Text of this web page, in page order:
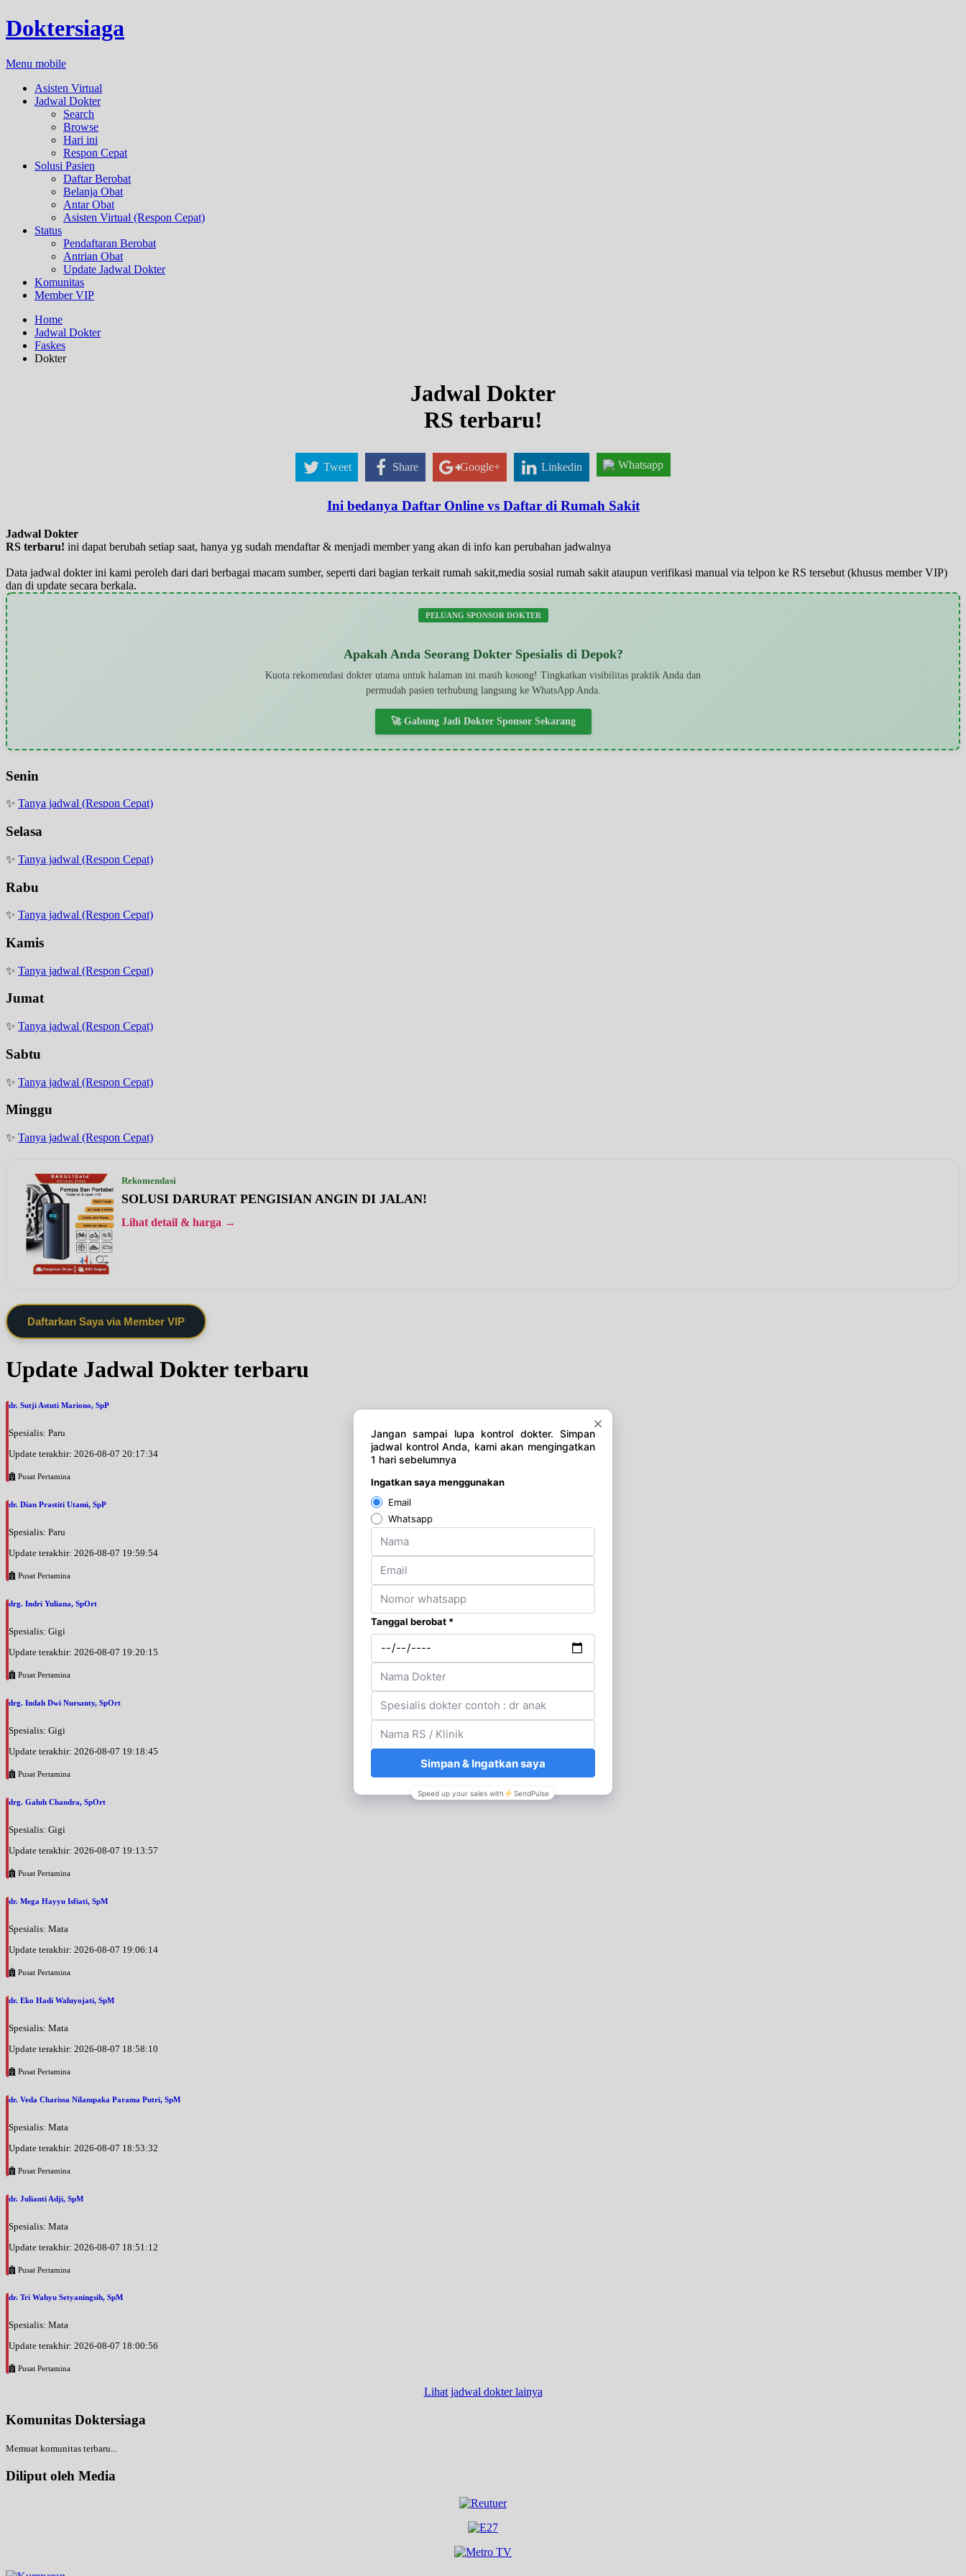
Doktersiaga
Menu mobile
Asisten Virtual
Jadwal Dokter
Search
Browse
Hari ini
Respon Cepat
Solusi Pasien
Daftar Berobat
Belanja Obat
Antar Obat
Asisten Virtual (Respon Cepat)
Status
Pendaftaran Berobat
Antrian Obat
Update Jadwal Dokter
Komunitas
Member VIP
Home
Jadwal Dokter
Faskes
Dokter
Jadwal Dokter
RS terbaru!
Tweet Share Google+ Linkedin Whatsapp
Ini bedanya Daftar Online vs Daftar di Rumah Sakit
Jadwal Dokter
RS terbaru! ini dapat berubah setiap saat, hanya yg sudah mendaftar & menjadi member yang akan di info kan perubahan jadwalnya
Data jadwal dokter ini kami peroleh dari dari berbagai macam sumber, seperti dari bagian terkait rumah sakit,media sosial rumah sakit ataupun verifikasi manual via telpon ke RS tersebut (khusus member VIP)
dan di update secara berkala.
PELUANG SPONSOR DOKTER
Apakah Anda Seorang Dokter Spesialis di Depok?
Kuota rekomendasi dokter utama untuk halaman ini masih kosong! Tingkatkan visibilitas praktik Anda dan
permudah pasien terhubung langsung ke WhatsApp Anda.
🚀 Gabung Jadi Dokter Sponsor Sekarang
Senin
✨ Tanya jadwal (Respon Cepat)
Selasa
✨ Tanya jadwal (Respon Cepat)
Rabu
✨ Tanya jadwal (Respon Cepat)
Kamis
✨ Tanya jadwal (Respon Cepat)
Jumat
✨ Tanya jadwal (Respon Cepat)
Sabtu
✨ Tanya jadwal (Respon Cepat)
Minggu
✨ Tanya jadwal (Respon Cepat)
Rekomendasi
SOLUSI DARURAT PENGISIAN ANGIN DI JALAN!
Lihat detail & harga →
Daftarkan Saya via Member VIP
Update Jadwal Dokter terbaru
dr. Sutji Astuti Mariono, SpP
Spesialis: Paru
Update terakhir: 2026-08-07 20:17:34
Pusat Pertamina
dr. Dian Prastiti Utami, SpP
Spesialis: Paru
Update terakhir: 2026-08-07 19:59:54
Pusat Pertamina
drg. Indri Yuliana, SpOrt
Spesialis: Gigi
Update terakhir: 2026-08-07 19:20:15
Pusat Pertamina
drg. Indah Dwi Nursanty, SpOrt
Spesialis: Gigi
Update terakhir: 2026-08-07 19:18:45
Pusat Pertamina
drg. Galuh Chandra, SpOrt
Spesialis: Gigi
Update terakhir: 2026-08-07 19:13:57
Pusat Pertamina
dr. Mega Hayyu Isfiati, SpM
Spesialis: Mata
Update terakhir: 2026-08-07 19:06:14
Pusat Pertamina
dr. Eko Hadi Waluyojati, SpM
Spesialis: Mata
Update terakhir: 2026-08-07 18:58:10
Pusat Pertamina
dr. Veda Charissa Nilampaka Parama Putri, SpM
Spesialis: Mata
Update terakhir: 2026-08-07 18:53:32
Pusat Pertamina
dr. Julianti Adji, SpM
Spesialis: Mata
Update terakhir: 2026-08-07 18:51:12
Pusat Pertamina
dr. Tri Wahyu Setyaningsih, SpM
Spesialis: Mata
Update terakhir: 2026-08-07 18:00:56
Pusat Pertamina
Lihat jadwal dokter lainya
Komunitas Doktersiaga
Memuat komunitas terbaru...
Diliput oleh Media